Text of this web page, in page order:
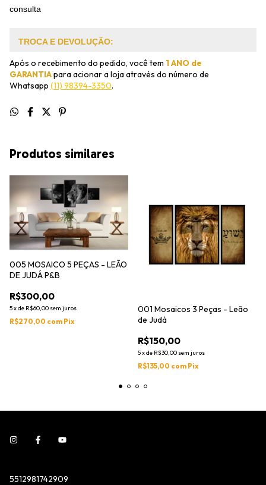
consulta
TROCA E DEVOLUÇÃO:
Após o recebimento do pedido, você tem 1 ANO de
GARANTIApara acionar a loja através do número de
Whatsapp (11) 98394-3350.
Produtos similares
005 MOSAICO 5 PEÇAS - LEÃO
DE JUDÁ P&B
R$300,00
5xde R$60,00 sem juros
R$270,00 com Pix
001 Mosaicos 3 Peças - Leão
de Judá
R$150,00
5xde R$30,00 sem juros
R$135,00 com Pix
5512981742909